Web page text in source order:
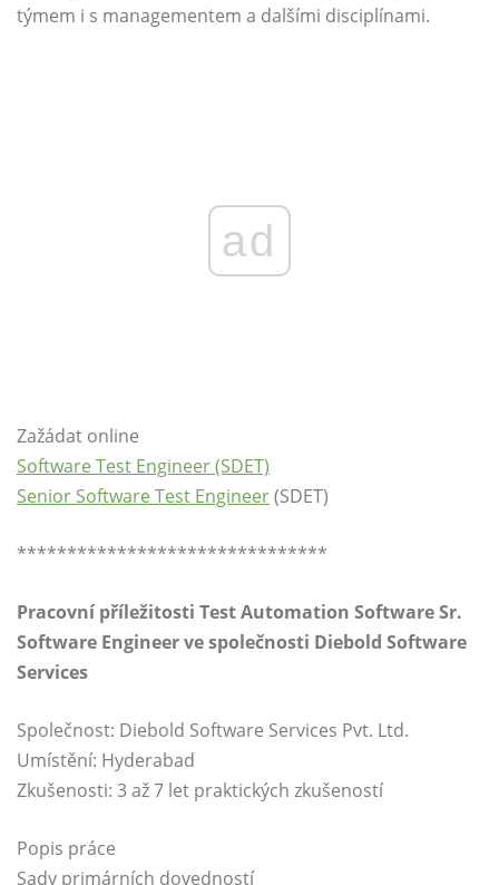
týmem i s managementem a dalšími disciplínami.
ad
Zažádat online
Software Test Engineer (SDET)
Senior Software Test Engineer(SDET)
*******************************
Pracovní příležitosti Test Automation Software Sr.
Software Engineer ve společnosti Diebold Software
Services
Společnost: Diebold Software Services Pvt. Ltd.
Umístění: Hyderabad
Zkušenosti: 3 až 7 let praktických zkušeností
Popis práce
Sady primárních dovedností